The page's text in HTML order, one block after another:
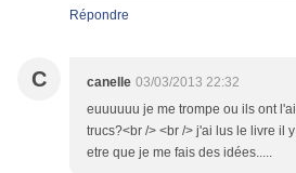
Répondre
C canelle 03/03/2013 22:32
euuuuuu je me trompe ou ils ont
trucs?<br /> <br /> j'ai lus le livre il
etre que je me fais des idées.....